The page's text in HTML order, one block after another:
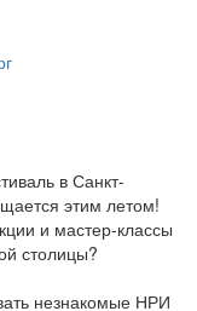
в Санкт-
этим летом!
и мастер-классы
столицы?
незнакомые НРИ